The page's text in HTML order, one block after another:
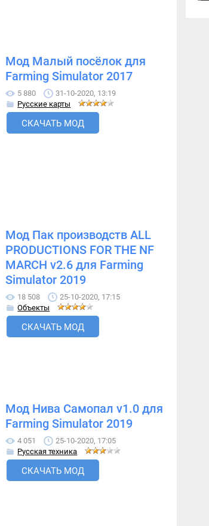
Мод Малый посёлок для
Farming Simulator 2017
5 880
31-10-2020, 13:19
Русские карты
СКАЧАТЬ МОД
Мод Пак производств ALL
PRODUCTIONS FOR THE NF
MARCH v2.6 для Farming
Simulator 2019
18 508
25-10-2020, 17:15
Объекты
СКАЧАТЬ МОД
Мод Нива Самопал v1.0 для
Farming Simulator 2019
4 051
25-10-2020, 17:05
Русская техника
СКАЧАТЬ МОД